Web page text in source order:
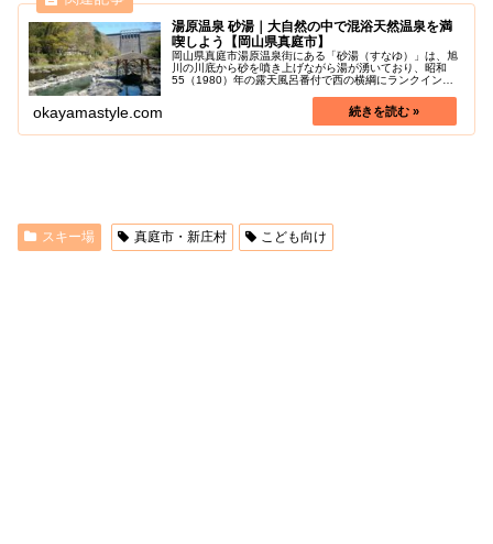
湯原温泉 砂湯｜大自然の中で混浴天然温泉を満
喫しよう【岡山県真庭市】
岡山県真庭市湯原温泉街にある「砂湯（すなゆ）」は、旭
川の川底から砂を噴き上げながら湯が湧いており、昭和
55（1980）年の露天風呂番付で西の横綱にランクインし
okayamastyle.com
スキー場 真庭市・新庄村 こども向け